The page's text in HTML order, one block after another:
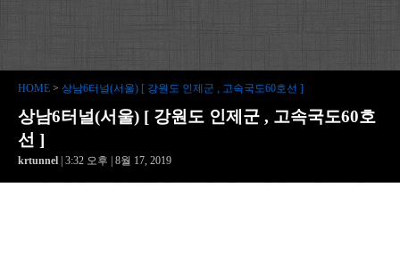
HOME > 상남6터널(서울) [ 강원도 인제군 , 고속국도60호선 ]
상남6터널(서울) [ 강원도 인제군 , 고속국도60호
선 ]
krtunnel | 3:32 오후 | 8월 17, 2019